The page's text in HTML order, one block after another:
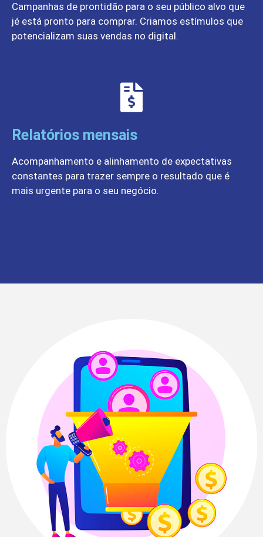
Campanhas de prontidão para o seu público alvo que
jé está pronto para comprar. Criamos estímulos que
potencializam suas vendas no digital.
Relatórios mensais
Acompanhamento e alinhamento de expectativas
constantes para trazer sempre o resultado que é
mais urgente para o seu negócio.